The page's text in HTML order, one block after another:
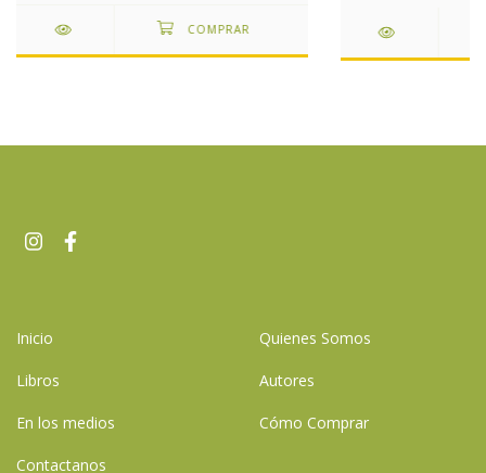
Inicio Quienes Somos
Libros Autores
En los medios Cómo Comprar
Contactanos